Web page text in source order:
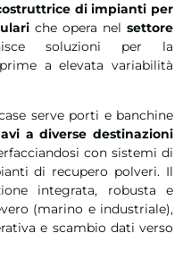
di impianti per
che opera nel settore
soluzioni per la
a elevata variabilità
serve porti e banchine
a diverse destinazioni
con sistemi di
di recupero polveri. Il
integrata, robusta e
(marino e industriale),
e scambio dati verso